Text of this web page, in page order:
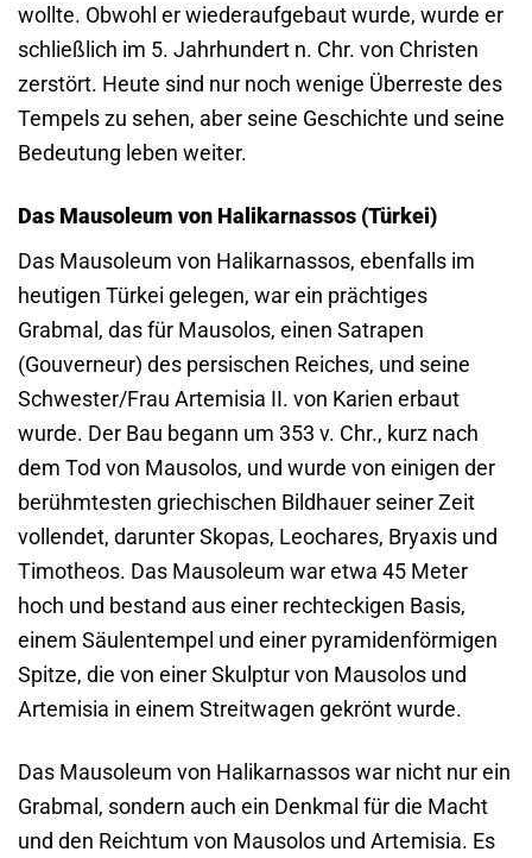
wollte. Obwohl er wiederaufgebaut wurde, wurde er
schließlich im 5. Jahrhundert n. Chr. von Christen
zerstört. Heute sind nur noch wenige Überreste des
Tempels zu sehen, aber seine Geschichte und seine
Bedeutung leben weiter.
Das Mausoleum von Halikarnassos (Türkei)
Das Mausoleum von Halikarnassos, ebenfalls im
heutigen Türkei gelegen, war ein prächtiges
Grabmal, das für Mausolos, einen Satrapen
(Gouverneur) des persischen Reiches, und seine
Schwester/Frau Artemisia II. von Karien erbaut
wurde. Der Bau begann um 353 v. Chr., kurz nach
dem Tod von Mausolos, und wurde von einigen der
berühmtesten griechischen Bildhauer seiner Zeit
vollendet, darunter Skopas, Leochares, Bryaxis und
Timotheos. Das Mausoleum war etwa 45 Meter
hoch und bestand aus einer rechteckigen Basis,
einem Säulentempel und einer pyramidenförmigen
Spitze, die von einer Skulptur von Mausolos und
Artemisia in einem Streitwagen gekrönt wurde.
Das Mausoleum von Halikarnassos war nicht nur ein
Grabmal, sondern auch ein Denkmal für die Macht
und den Reichtum von Mausolos und Artemisia. Es